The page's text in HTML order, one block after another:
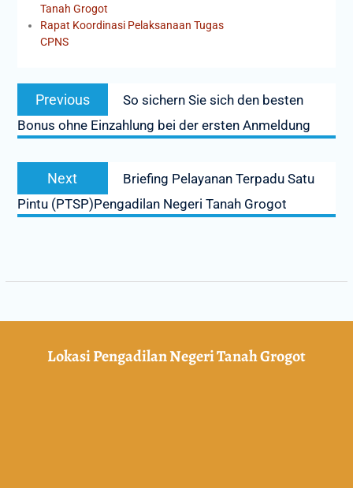
Tanah Grogot
Rapat Koordinasi Pelaksanaan Tugas
CPNS
Previous
So sichern Sie sich den besten
Bonus ohne Einzahlung bei der ersten Anmeldung
Next
Briefing Pelayanan Terpadu Satu
Pintu (PTSP)Pengadilan Negeri Tanah Grogot
Lokasi Pengadilan Negeri Tanah Grogot